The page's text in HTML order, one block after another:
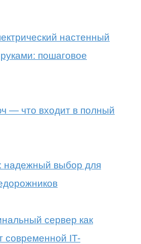
настенный
пошаговое
— что входит в полный
выбор для
сервер как
современной IT-